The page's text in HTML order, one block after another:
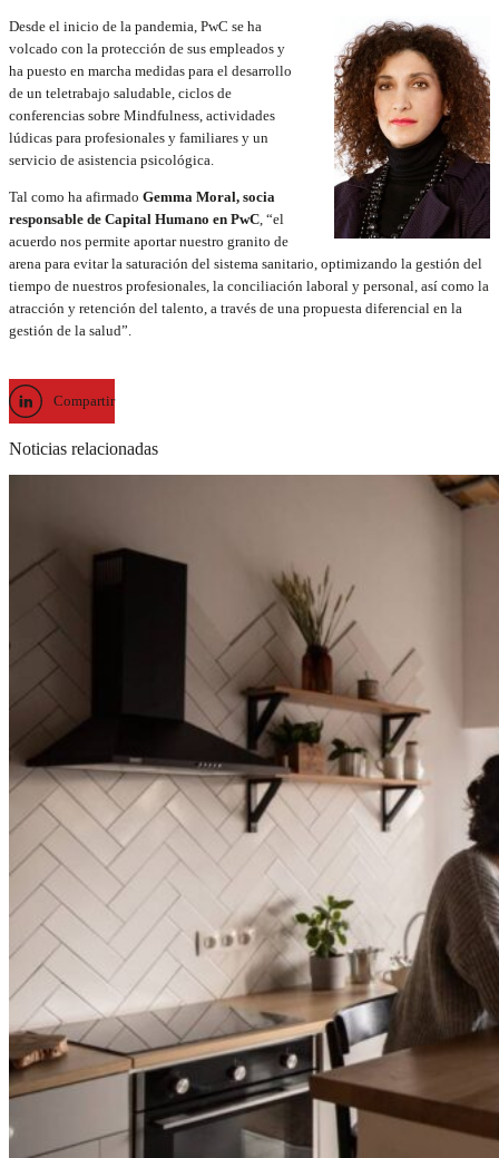
Desde el inicio de la pandemia, PwC se ha
volcado con la protección de sus empleados y
ha puesto en marcha medidas para el desarrollo
de un teletrabajo saludable, ciclos de
conferencias sobre Mindfulness, actividades
lúdicas para profesionales y familiares y un
servicio de asistencia psicológica.
Tal como ha afirmado Gemma Moral, socia
responsable de Capital Humano en PwC, “el
acuerdo nos permite aportar nuestro granito de
arena para evitar la saturación del sistema sanitario, optimizando la gestión del
tiempo de nuestros profesionales, la conciliación laboral y personal, así como la
atracción y retención del talento, a través de una propuesta diferencial en la
gestión de la salud”.
Compartir
Noticias relacionadas